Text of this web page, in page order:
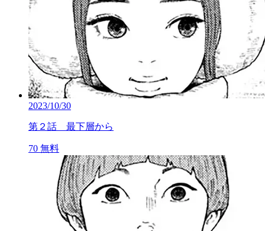
2023/10/30
第２話 最下層から
70 無料